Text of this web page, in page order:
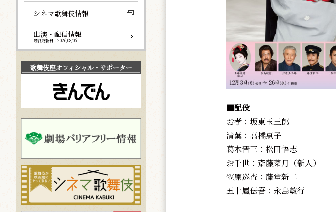
■配役
お孝：坂東玉三郎
清葉：高橋惠子
葛木晋三：松田悟志
お千世：斎藤菜月（新人）
笠原巡査：藤堂新二
五十嵐伝吾：永島敏行
シネマ歌舞伎情報
出演・配信情報
最終更新日：2026/08/06
歌舞伎座オフィシャル・サポーター